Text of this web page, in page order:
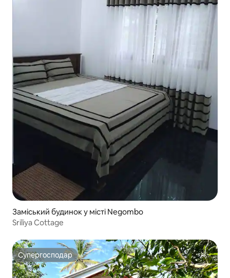
Заміський будинок у місті Negombo
Sriliya Cottage
Супергосподар
Супергосподар